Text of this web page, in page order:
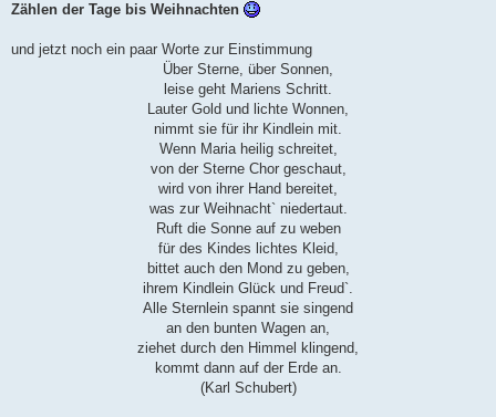
Zählen der Tage bis Weihnachten
und jetzt noch ein paar Worte zur Einstimmung
Über Sterne, über Sonnen,
leise geht Mariens Schritt.
Lauter Gold und lichte Wonnen,
nimmt sie für ihr Kindlein mit.
Wenn Maria heilig schreitet,
von der Sterne Chor geschaut,
wird von ihrer Hand bereitet,
was zur Weihnacht` niedertaut.
Ruft die Sonne auf zu weben
für des Kindes lichtes Kleid,
bittet auch den Mond zu geben,
ihrem Kindlein Glück und Freud`.
Alle Sternlein spannt sie singend
an den bunten Wagen an,
ziehet durch den Himmel klingend,
kommt dann auf der Erde an.
(Karl Schubert)